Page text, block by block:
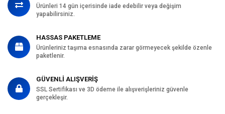
Ürünleri 14 gün içerisinde iade edebilir veya değişim
yapabilirsiniz.
HASSAS PAKETLEME
Ürünleriniz taşıma esnasında zarar görmeyecek şekilde özenle
paketlenir.
GÜVENLİ ALIŞVERİŞ
SSL Sertifikası ve 3D ödeme ile alışverişleriniz güvenle
gerçekleşir.